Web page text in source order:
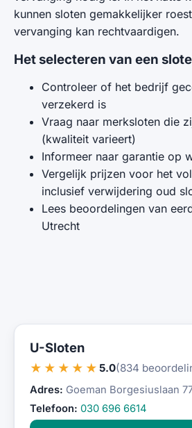
kunnen sloten gemakkelijker
vervanging kan rechtvaardigen.
Het selecteren van een
Controleer of het bedrijf
verzekerd is
Vraag naar merksloten die
(kwaliteit varieert)
Informeer naar garantie op
Vergelijk prijzen voor het
inclusief verwijdering oud
Lees beoordelingen van
Utrecht
U-Sloten
★★★★★ 5.0(834
Adres: Goeman Borgesiuslaan
Telefoon: 030 696 6614